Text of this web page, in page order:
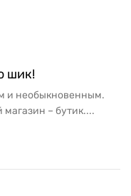
шик!
и необыкновенным.
– бутик....